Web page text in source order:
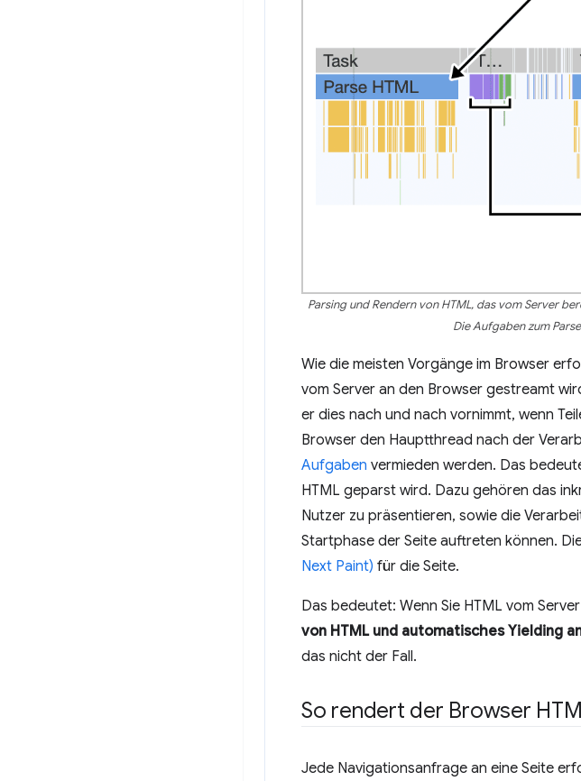
Parsing und Rendern von HTML, das vom Server
Die Aufgaben zum
Wie die meisten Vorgänge im Browser
vom Server an den Browser gestreamt
er dies nach und nach vornimmt, wenn
Browser den Hauptthread nach der
Aufgaben vermieden werden. Das
HTML geparst wird. Dazu gehören das
Nutzer zu präsentieren, sowie die
Startphase der Seite auftreten können.
Next Paint) für die Seite.
Das bedeutet: Wenn Sie HTML vom
von HTML und automatisches Yielding
das nicht der Fall.
So rendert der Browser
Jede Navigationsanfrage an eine Seite